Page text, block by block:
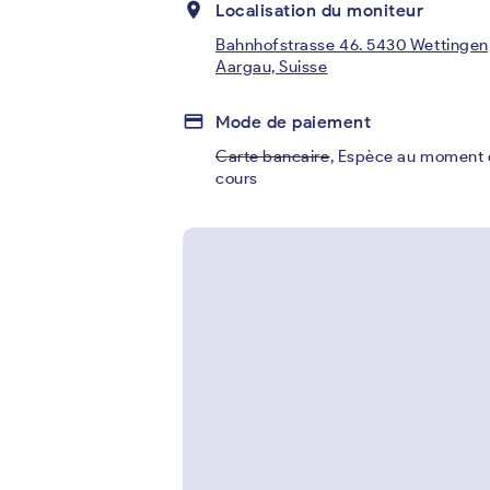
place Localisation du moniteur
Bahnhofstrasse 46. 5430
Aargau, Suisse
credit_card Mode de paiement
Carte bancaire, Espèce au moment
cours